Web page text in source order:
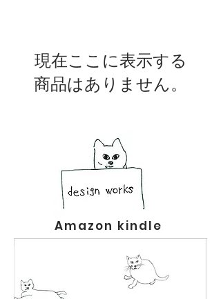
現在ここに表示する
商品はありません。
Amazon kindle